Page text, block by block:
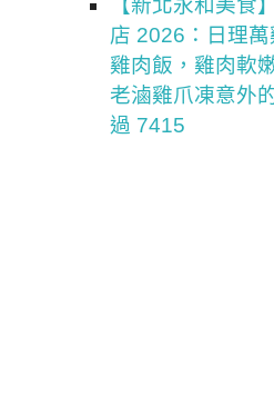
【新北永和美食
店 2026：日理
雞肉飯，雞肉軟
老滷雞爪凍意外
過 7415